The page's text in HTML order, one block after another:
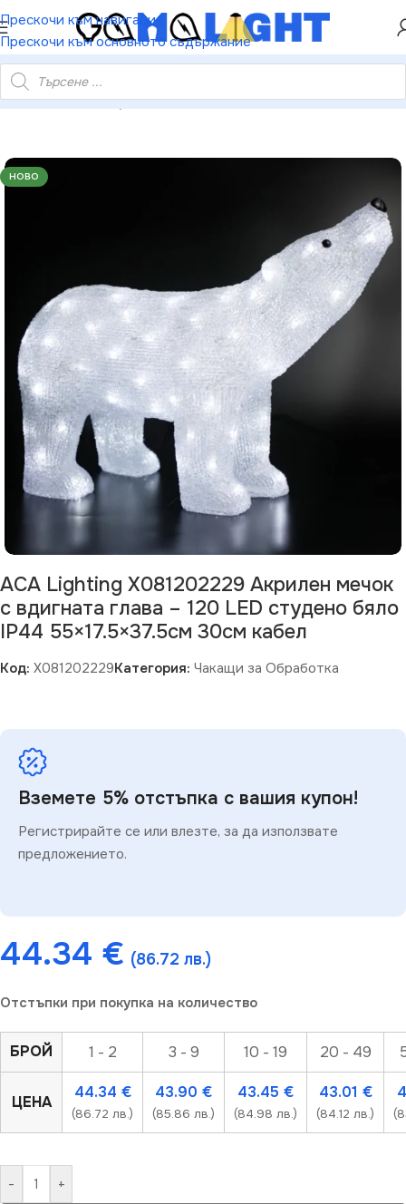
Прескочи към навигация
Прескочи към основното съдържание
НАМАЛЕНИЕ ОТ 5%
– 120 LED студено бяло IP44 55×17.5×37.5см 30см кабел
НОВО
ACA Lighting X081202229 Акрилен мечок
с вдигната глава – 120 LED студено бяло
IP44 55×17.5×37.5см 30см кабел
Код: X081202229Категория: Чакащи за Обработка
Вземете 5% отстъпка с вашия купон!
Регистрирайте се или влезте, за да използвате
предложението.
44.34 € (86.72 лв.)
Отстъпки при покупка на количество
БРОЙ 1 - 2 3 - 9 10 - 19 20 - 49
ЦЕНА
44.34 €
(86.72 лв.)
43.90 €
(85.86 лв.)
43.45 €
(84.98 лв.)
43.01 €
(84.12 лв.)
- +